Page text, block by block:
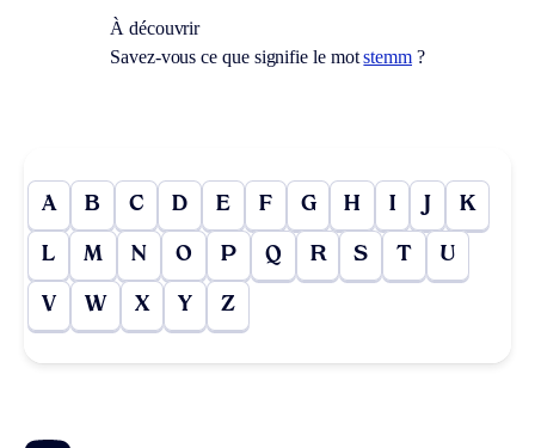
À découvrir
Savez-vous ce que signifie le motstemm ?
A B C D E F G H I J K
L M N O P Q R S T U
V W X Y Z